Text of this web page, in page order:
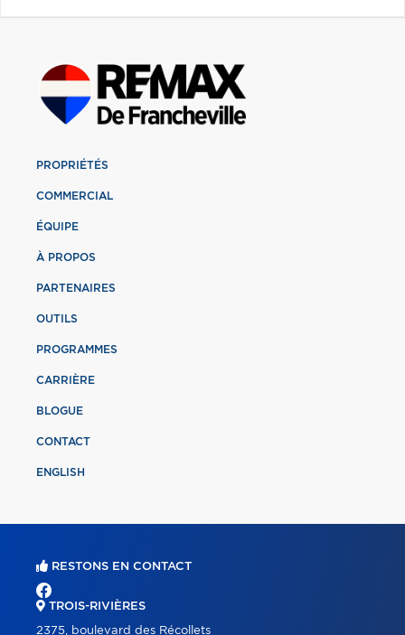
PROPRIÉTÉS
COMMERCIAL
ÉQUIPE
À PROPOS
PARTENAIRES
OUTILS
PROGRAMMES
CARRIÈRE
BLOGUE
CONTACT
ENGLISH
RESTONS EN CONTACT
TROIS-RIVIÈRES
2375, boulevard des Récollets